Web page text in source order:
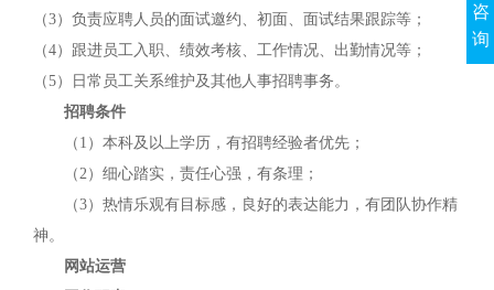
（3）负责应聘人员的面试邀约、初面、面试结果跟踪等；
（4）跟进员工入职、绩效考核、工作情况、出勤情况等；
（5）日常员工关系维护及其他人事招聘事务。
招聘条件
（1）本科及以上学历，有招聘经验者优先；
（2）细心踏实，责任心强，有条理；
（3）热情乐观有目标感，良好的表达能力，有团队协作精
神。
网站运营
咨
询